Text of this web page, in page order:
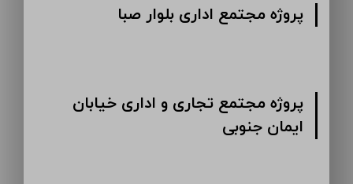
پروژه مجتمع اداری بلوار صبا
پروژه مجتمع تجاری و اداری خیابان
ایمان جنوبی